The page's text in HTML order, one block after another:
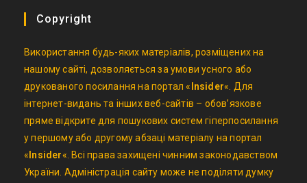
Copyright
Використання будь-яких матеріалів, розміщених на
нашому сайті, дозволяється за умови усного або
друкованого посилання на портал « Insider«. Для
інтернет-видань та інших веб-сайтів – обов’язкове
пряме відкрите для пошукових систем гіперпосилання
у першому або другому абзаці матеріалу на портал
« Insider«. Всі права захищені чинним законодавством
України. Адміністрація сайту може не поділяти думку